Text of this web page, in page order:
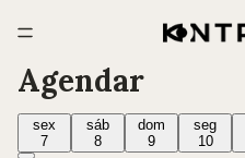
Agendar
sex
7
sáb
8
dom
9
seg
10